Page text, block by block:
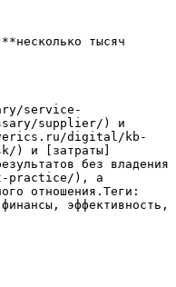
тысяч
service-
supplier/) и
digital/kb-
) и [затраты]
без владения
practice/), а
отношения.Теги:
эффективность,